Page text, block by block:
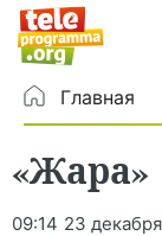
Главная
«Жара»
09:14 23